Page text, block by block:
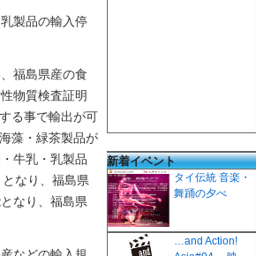
製品の輸入停
福島県産の食
物質検査証明
る事で輸出が可
藻・緑茶製品が
牛乳・乳製品
なり、福島県
なり、福島県
新着イベント
タイ伝統 音楽・
舞踊の夕べ
…and Action!